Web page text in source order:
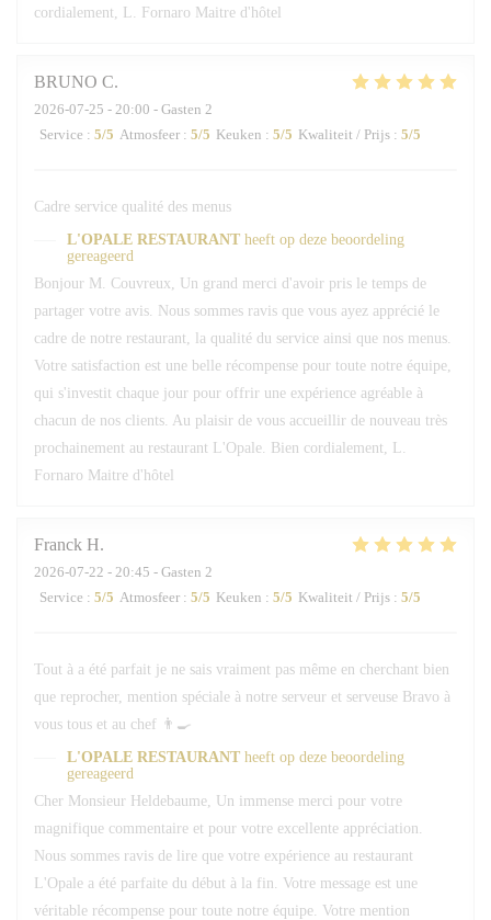
cordialement, L. Fornaro Maitre d'hôtel
BRUNO C
2026-07-25 - 20:00 - Gasten 2
Service : 5/5 Atmosfeer : 5/5 Keuken : 5/5 Kwaliteit / Prijs : 5/5
Cadre service qualité des menus
L'OPALE RESTAURANT heeft op deze beoordeling
gereageerd
Bonjour M. Couvreux, Un grand merci d'avoir pris le temps de
partager votre avis. Nous sommes ravis que vous ayez apprécié le
cadre de notre restaurant, la qualité du service ainsi que nos menus.
Votre satisfaction est une belle récompense pour toute notre équipe,
qui s'investit chaque jour pour offrir une expérience agréable à
chacun de nos clients. Au plaisir de vous accueillir de nouveau très
prochainement au restaurant L'Opale. Bien cordialement, L.
Fornaro Maitre d'hôtel
Franck H
2026-07-22 - 20:45 - Gasten 2
Service : 5/5 Atmosfeer : 5/5 Keuken : 5/5 Kwaliteit / Prijs : 5/5
Tout à a été parfait je ne sais vraiment pas même en cherchant bien
que reprocher, mention spéciale à notre serveur et serveuse Bravo à
vous tous et au chef 👨‍🍳
L'OPALE RESTAURANT heeft op deze beoordeling
gereageerd
Cher Monsieur Heldebaume, Un immense merci pour votre
magnifique commentaire et pour votre excellente appréciation.
Nous sommes ravis de lire que votre expérience au restaurant
L'Opale a été parfaite du début à la fin. Votre message est une
véritable récompense pour toute notre équipe. Votre mention